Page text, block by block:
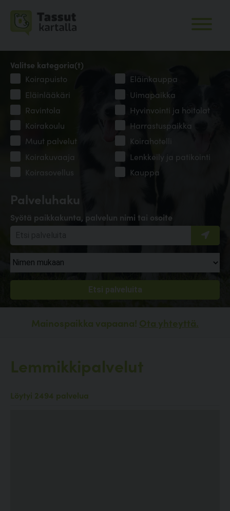
Palveluhaku
Syötä paikkakunta, palvelun nimi tai osoite
Valitse kategoria(t)
Koirapuisto
Eläinkauppa
Eläinlääkäri
Uimapaikka
Ravintola
Hyvinvointi ja hoitolat
Koirakoulu
Harrastuspaikka
Muut palvelut
Koirahotelli
Koirakuvaaja
Lenkkeily ja patikointi
Koirasovellus
Kauppa
Mainospaikka vapaana! Ota yhteyttä.
Lemmikkipalvelut
Löytyi 2494 palvelua